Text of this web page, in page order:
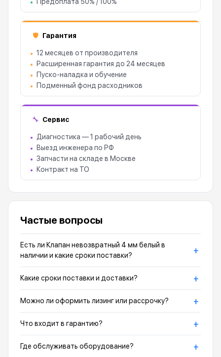
🛡 Гарантия
12 месяцев от производителя
Расширенная гарантия до 24 месяцев
Пуско-наладка и обучение
Подменный фонд расходников
🔧 Сервис
Диагностика — 1 рабочий день
Выезд инженера по РФ
Запчасти на складе в Москве
Контракт на ТО
Частые вопросы
Есть ли Клапан невозвратный 4 мм белый в
наличии и какие сроки поставки?
+
Какие сроки поставки и доставки? +
Можно ли оформить лизинг или рассрочку? +
Что входит в гарантию? +
Где обслуживать оборудование? +